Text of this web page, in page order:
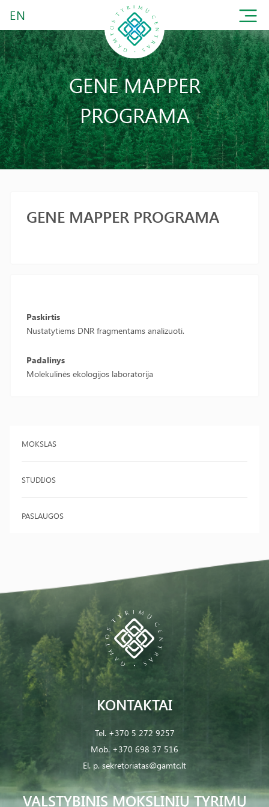
EN
GENE MAPPER
PROGRAMA
MOKSLAS
STUDIJOS
PASLAUGOS
GENE MAPPER PROGRAMA
Paskirtis
Nustatytiems DNR fragmentams analizuoti.
Padalinys
Molekulinės ekologijos laboratorija
VALSTYBINIS MOKSLINIŲ TYRIMŲ
KONTAKTAI
Tel. +370 5 272 9257
Mob. +370 698 37 516
El. p. sekretoriatas@gamtc.lt